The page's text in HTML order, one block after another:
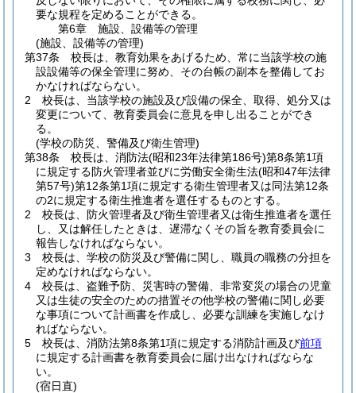
要な規程を定めることができる。
第6章
施設、設備等の管理
(施設、設備等の管理)
第37条
校長は、教育効果をあげるため、常に当該学校の施
設設備等の保全管理に努め、その台帳の副本を整備してお
かなければならない。
2
校長は、当該学校の施設及び設備の保全、取得、処分又は
変更について、教育委員会に意見を申し出ることができ
る。
(学校の防災、警備及び衛生管理)
第38条
校長は、消防法(昭和23年法律第186号)第8条第1項
に規定する防火管理者並びに労働安全衛生法(昭和47年法律
第57号)第12条第1項に規定する衛生管理者又は同法第12条
の2に規定する衛生推進者を選任するものとする。
2
校長は、防火管理者及び衛生管理者又は衛生推進者を選任
し、又は解任したときは、遅滞なくその旨を教育委員会に
報告しなければならない。
3
校長は、学校の防災及び警備に関し、職員の職務の分担を
定めなければならない。
4
校長は、盗難予防、災害時の警備、非常変災の場合の児童
又は生徒の安全のための措置その他学校の警備に関し必要
な事項について計画書を作成し、必要な訓練を実施しなけ
ればならない。
5
校長は、消防法第8条第1項に規定する消防計画及び前項
に規定する計画書を教育委員会に届け出なければならな
い。
(宿日直)